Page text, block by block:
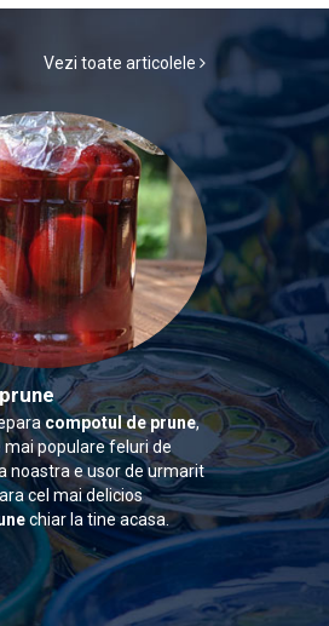
Vezi toate articolele
compotul de prune,
populare feluri de
noastra e usor de urmarit
cel mai delicios
chiar la tine acasa.